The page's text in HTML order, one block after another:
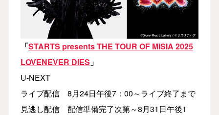
「STARTS presents THE TOUR OF MISIA 2025
LOVENEVER DIES 」
U-NEXT
ライブ配信 8月24日午後7：00～ライブ終了まで
見逃し配信 配信準備完了次第～8月31日午後1